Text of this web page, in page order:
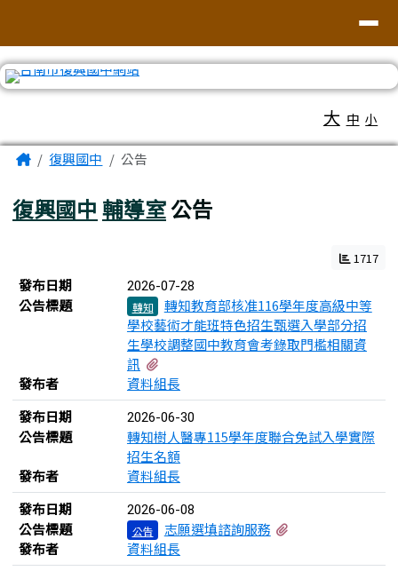
大 中 小
主內容區域
Home復興國中 公告
復興國中 輔導室公告
1717
新聞列表
發布日期 2026-07-28
公告標題 轉知
轉知教育部核准116學年度高級中等
學校藝術才能班特色招生甄選入學部分招
生學校調整國中教育會考錄取門檻相關資
訊
發布者
資料組長
發布日期
2026-06-30
公告標題
轉知樹人醫專115學年度聯合免試入學實際
招生名額
發布者
資料組長
發布日期
2026-06-08
公告標題 公告 志願選填諮詢服務
發布者
資料組長
頁尾區域